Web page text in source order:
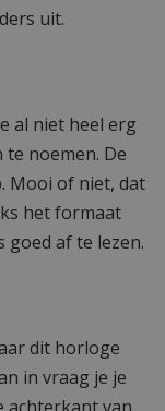
uit.
al niet heel erg
noemen. De
Mooi of niet, dat
het formaat
goed af te lezen.
dit horloge
in vraag je je
achterkant van